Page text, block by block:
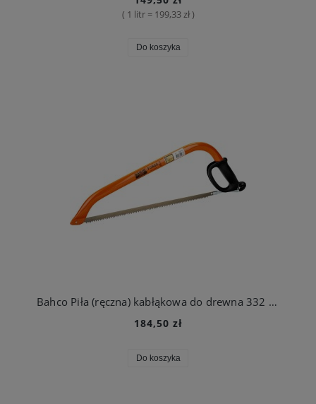
( 1 litr = 199,33 zł )
Do koszyka
Bahco Piła (ręczna) kabłąkowa do drewna 332 530 mm
184,50 zł
Do koszyka